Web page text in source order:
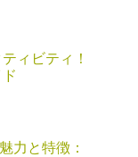
ィビティ！
力と特徴：